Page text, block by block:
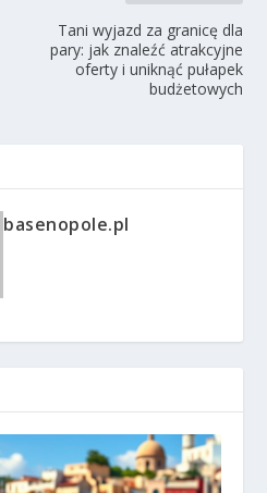
Tani wyjazd za granicę dla
pary: jak znaleźć atrakcyjne
oferty i uniknąć pułapek
budżetowych
basenopole.pl